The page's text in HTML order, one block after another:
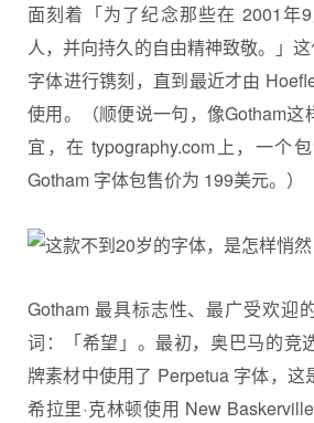
面刻着「为了纪念那些在 2001年
人，并向持久的自由精神致敬。」
字体进行镌刻，直到最近才由
使用。（顺便说一句，像Gotham这
宜，在 typography.com上，一个
Gotham 字体包售价为 199美元。）
Gotham 最具标志性、最广受欢迎
词：「希望」。最初，奥巴马的竞
牌素材中使用了 Perpetua 字体，这
希拉里·克林顿使用 New